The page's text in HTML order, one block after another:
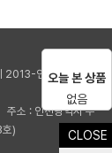
인천부평-001
: 인천광역시 부
)
CLOSE
오늘 본 상품
없음